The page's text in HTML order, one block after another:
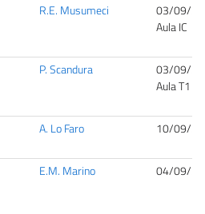
R.E. Musumeci
03/09/
Aula IC
P. Scandura
03/09/
Aula T1
A. Lo Faro 10/09/
E.M. Marino 04/09/